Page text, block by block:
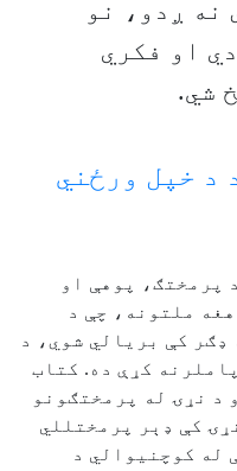
نه ږدو، نو
او فکري
شي.
د خپل ورځني
پرمختګ، پوهې او
ملتونه، چې د
ډګر کې بریالي شوي، د
کړې ده. کتاب
د نړۍ له پرمختګونو
کې ډېر پرمختللي
له کوچنیوالي د